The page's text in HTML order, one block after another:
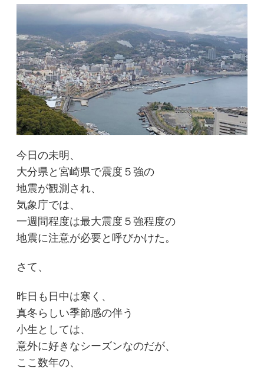
今日の未明、
大分県と宮崎県で震度５強の
地震が観測され、
気象庁では、
一週間程度は最大震度５強程度の
地震に注意が必要と呼びかけた。
さて、
昨日も日中は寒く、
真冬らしい季節感の伴う
小生としては、
意外に好きなシーズンなのだが、
ここ数年の、